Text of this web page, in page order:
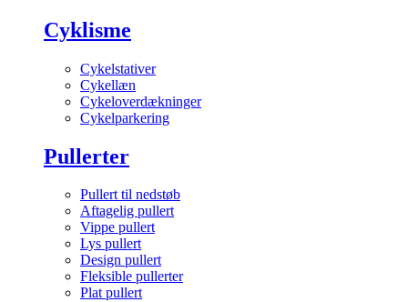
Cyklisme
Cykelstativer
Cykellæn
Cykeloverdækninger
Cykelparkering
Pullerter
Pullert til nedstøb
Aftagelig pullert
Vippe pullert
Lys pullert
Design pullert
Fleksible pullerter
Plat pullert